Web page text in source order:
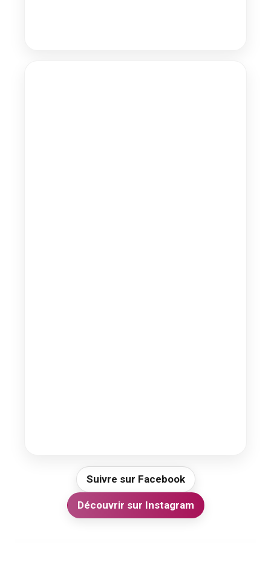
Suivre sur Facebook
Découvrir sur Instagram